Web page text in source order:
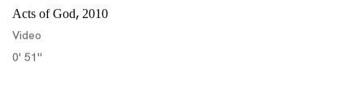
Acts of God, 2010
Video
0' 51''